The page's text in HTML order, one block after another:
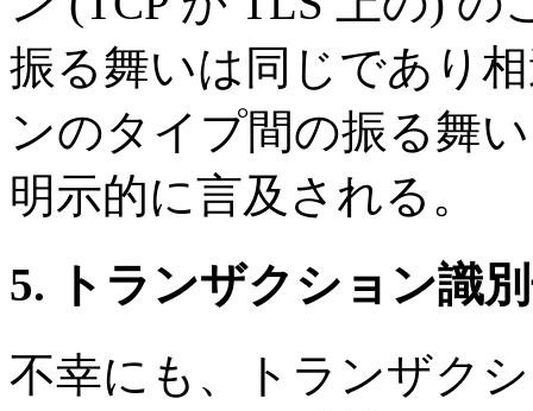
振る舞いは同じであり
ンのタイプ間の振る舞
明示的に言及される。
5. トランザクション識
不幸にも、トランザク